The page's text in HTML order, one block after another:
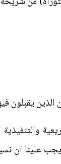
علينا ان